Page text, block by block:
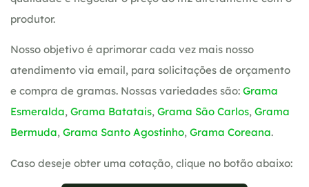
produtor.
Nosso objetivo é aprimorar cada vez mais nosso
atendimento via email, para solicitações de orçamento
e compra de gramas. Nossas variedades são: Grama
Esmeralda, Grama Batatais, Grama São Carlos, Grama
Bermuda, Grama Santo Agostinho, Grama Coreana.
Caso deseje obter uma cotação, clique no botão abaixo: